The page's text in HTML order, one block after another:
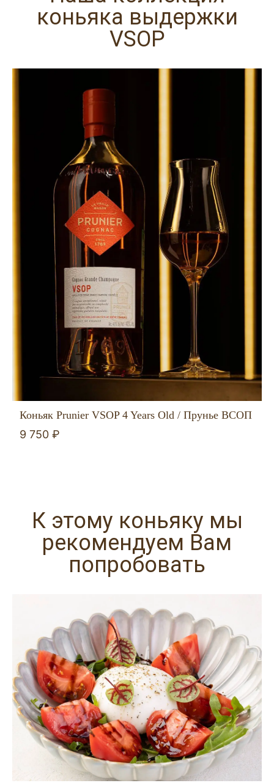
коньяка выдержки
VSOP
Коньяк Prunier VSOP 4 Years Old / Прунье ВСОП
9 750 ₽
К этому коньяку мы
рекомендуем Вам
попробовать